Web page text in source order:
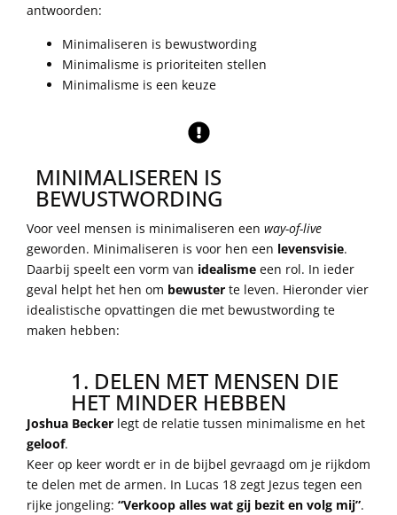
antwoorden:
Minimaliseren is bewustwording
Minimalisme is prioriteiten stellen
Minimalisme is een keuze
MINIMALISEREN IS
BEWUSTWORDING
Voor veel mensen is minimaliseren een way-of-live
geworden. Minimaliseren is voor hen een levensvisie.
Daarbij speelt een vorm van idealisme een rol. In ieder
geval helpt het hen om bewuster te leven. Hieronder vier
idealistische opvattingen die met bewustwording te
maken hebben:
1. DELEN MET MENSEN DIE
HET MINDER HEBBEN
Joshua Becker legt de relatie tussen minimalisme en het
geloof.
Keer op keer wordt er in de bijbel gevraagd om je rijkdom
te delen met de armen. In Lucas 18 zegt Jezus tegen een
rijke jongeling: “Verkoop alles wat gij bezit en volg mij”.